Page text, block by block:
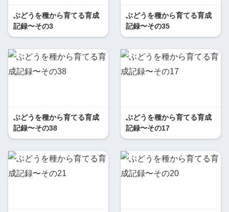
ぶどうを種から育てる育成
記録〜その3
ぶどうを種から育てる育成
記録〜その35
ぶどうを種から育てる育成
記録〜その38
ぶどうを種から育てる育成
記録〜その17